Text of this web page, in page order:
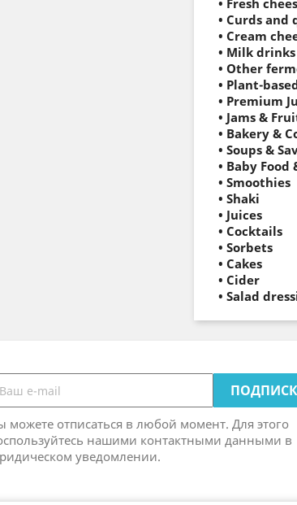
• Fresh
• Curds and
• Cream
• Milk drinks
• Other
• Plant-
• Premium
• Jams &
• Bakery &
• Soups &
• Baby Food
• Smoothies
• Shaki
• Juices
• Cocktails
• Sorbets
• Cakes
• Cider
• Salad
можете отписаться в любой момент. Для этого
нашими контактными данными в
уведомлении.